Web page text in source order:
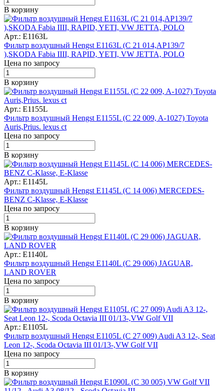
В корзину
Арт.: E1163L
Фильтр воздушный Hengst E1163L (C 21 014,AP139/7
),SKODA Fabia IIII, RAPID, YETI, VW JETTA, POLO
Цена по запросу
В корзину
Арт.: E1155L
Фильтр воздушный Hengst E1155L (C 22 009, A-1027) Toyota
Auris,Prius. lexus ct
Цена по запросу
В корзину
Арт.: E1145L
Фильтр воздушный Hengst E1145L (C 14 006) MERCEDES-
BENZ C-Klasse, E-Klasse
Цена по запросу
В корзину
Арт.: E1140L
Фильтр воздушный Hengst E1140L (C 29 006) JAGUAR,
LAND ROVER
Цена по запросу
В корзину
Арт.: E1105L
Фильтр воздушный Hengst E1105L (C 27 009) Audi A3 12-, Seat
Leon 12-, Scoda Octavia III 01/13-,VW Golf VII
Цена по запросу
В корзину